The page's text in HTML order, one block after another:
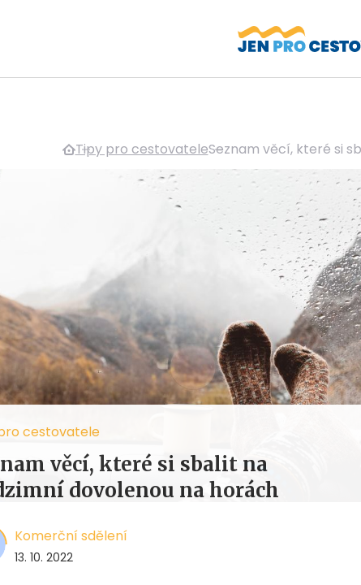
Tipy pro cestovateleSeznam věcí, které si
cestovatele
věcí, které si sbalit na
dovolenou na horách
Komerční sdělení
13. 10. 2022